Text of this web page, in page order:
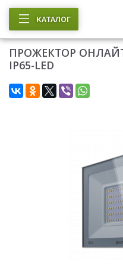
КАТАЛОГ
ПРОЖЕКТОР ОНЛАЙТ
IP65-LED